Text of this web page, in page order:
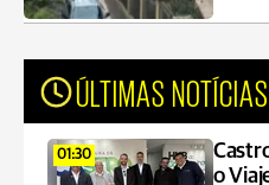
ÚLTIMAS NOTÍCIAS
01:30
o